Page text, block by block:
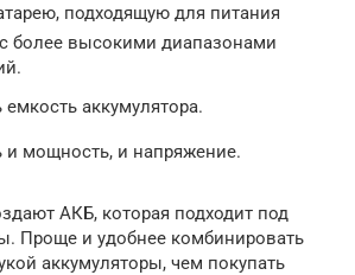
подходящую для питания
более высокими диапазонами
емкость аккумулятора.
и мощность, и напряжение.
АКБ, которая подходит под
Проще и удобнее комбинировать
аккумуляторы, чем покупать